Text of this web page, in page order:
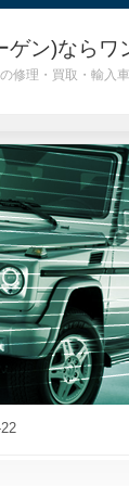
ン)ならワ
理・買取・輸入